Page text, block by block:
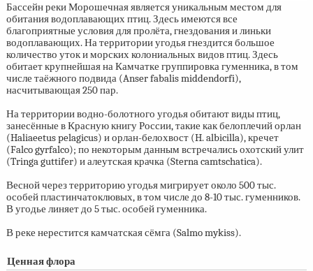
Бассейн реки Морошечная является уникальным местом для
обитания водоплавающих птиц. Здесь имеются все
благоприятные условия для пролёта, гнездования и линьки
водоплавающих. На территории угодья гнездится большое
количество уток и морских колониальных видов птиц. Здесь
обитает крупнейшая на Камчатке группировка гуменника, в том
числе таёжного подвида (Anser fabalis middendorfi),
насчитывающая 250 пар.
На территории водно-болотного угодья обитают виды птиц,
занесённые в Красную книгу России, такие как белоплечий орлан
(Haliaeetus pelagicus) и орлан-белохвост (H. albicilla), кречет
(Falco gyrfalco); по некоторым данным встречались охотский улит
(Tringa guttifer) и алеутская крачка (Sterna camtschatica).
Весной через территорию угодья мигрирует около 500 тыс.
особей пластинчатоклювых, в том числе до 8-10 тыс.гуменников.
В угодье линяет до 5 тыс. особей гуменника.
В реке нерестится камчатская сёмга (Salmo mykiss).
Ценная флора